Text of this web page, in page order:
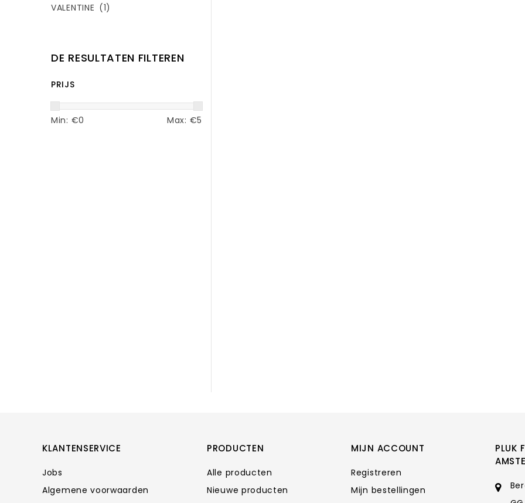
VALENTINE (1)
DE RESULTATEN FILTEREN
PRIJS
Min: €0 Max: €5
KLANTENSERVICE
Jobs
Algemene voorwaarden
PRODUCTEN
Alle producten
Nieuwe producten
MIJN ACCOUNT
Registreren
Mijn bestellingen
PLUK